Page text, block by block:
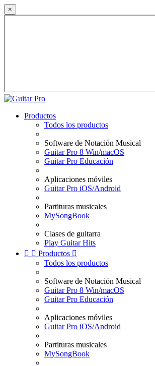
×
Productos
Todos los productos
Software de Notación Musical
Guitar Pro 8 Win/macOS
Guitar Pro Educación
Aplicaciones móviles
Guitar Pro iOS/Android
Partituras musicales
MySongBook
Clases de guitarra
Play Guitar Hits
  Productos 
Todos los productos
Software de Notación Musical
Guitar Pro 8 Win/macOS
Guitar Pro Educación
Aplicaciones móviles
Guitar Pro iOS/Android
Partituras musicales
MySongBook